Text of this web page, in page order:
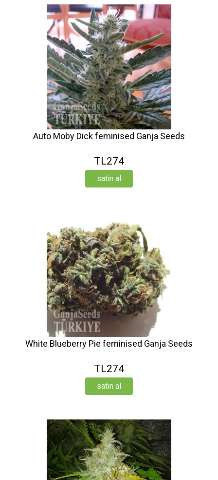
Auto Moby Dick feminised Ganja Seeds
TL274
satin al
White Blueberry Pie feminised Ganja Seeds
TL274
satin al